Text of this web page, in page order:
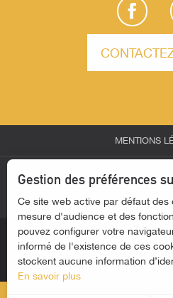
MENTIONS
ACTUALITÉS -
Gestion des préférences
Ce site web active par défaut
mesure d'audience et des
pouvez configurer votre
informé de l'existence de ces
stockent aucune information
En savoir plus